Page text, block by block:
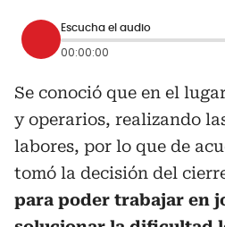
Escucha el audio
00:00:00
Se conoció que en el
y operarios, realizando
labores, por lo que de
tomó la decisión del
para poder trabajar en